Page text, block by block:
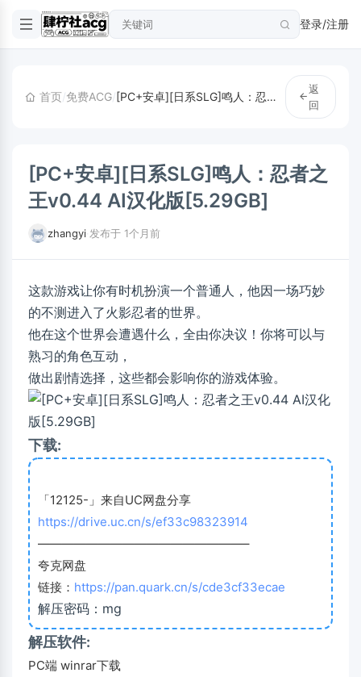
登录/注册
首页/免费ACG/ [PC+安卓][日系SLG]鸣人：忍者之王v0.44 AI汉化版[5.29GB]
返
回
[PC+安卓][日系SLG]鸣人：忍者之
王v0.44 AI汉化版[5.29GB]
zhangyi 发布于 1个月前
这款游戏让你有时机扮演一个普通人，他因一场巧妙
的不测进入了火影忍者的世界。
他在这个世界会遭遇什么，全由你决议！你将可以与
熟习的角色互动，
做出剧情选择，这些都会影响你的游戏体验。
下载:
「12125-」来自UC网盘分享
https://drive.uc.cn/s/ef33c98323914
—————————————————–
夸克网盘
链接： https://pan.quark.cn/s/cde3cf33ecae
解压密码：mg
解压软件:
PC端 winrar下载